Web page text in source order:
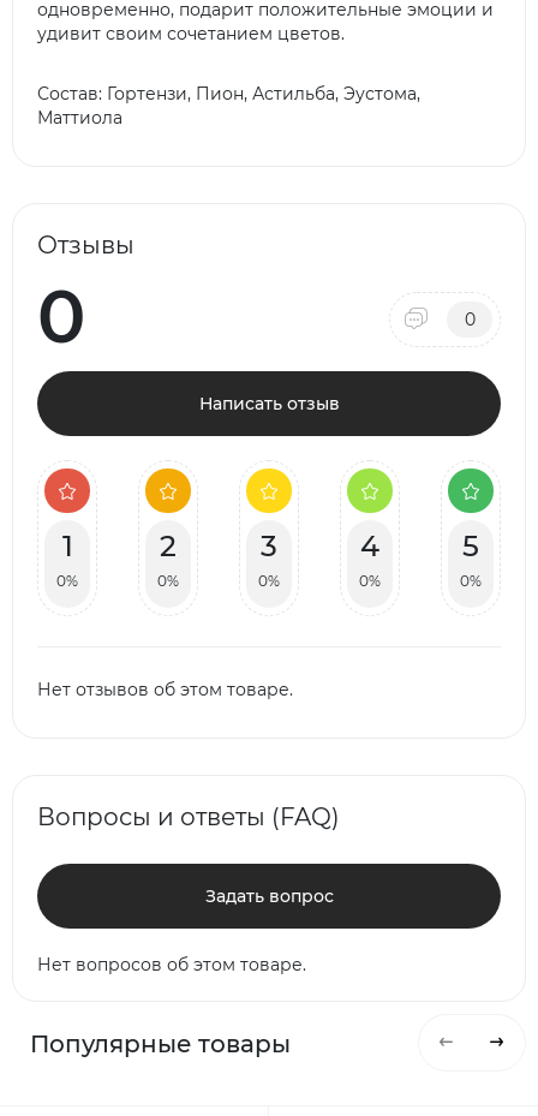
одновременно, подарит положительные эмоции и
удивит своим сочетанием цветов.
Состав: Гортензи, Пион, Астильба, Эустома,
Маттиола
Отзывы
0 0
Написать отзыв
1
0%
2
0%
3
0%
4
0%
5
0%
Нет отзывов об этом товаре.
Вопросы и ответы (FAQ)
Задать вопрос
Нет вопросов об этом товаре.
Популярные товары